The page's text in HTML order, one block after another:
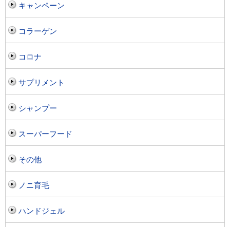
キャンペーン
コラーゲン
コロナ
サプリメント
シャンプー
スーパーフード
その他
ノニ育毛
ハンドジェル